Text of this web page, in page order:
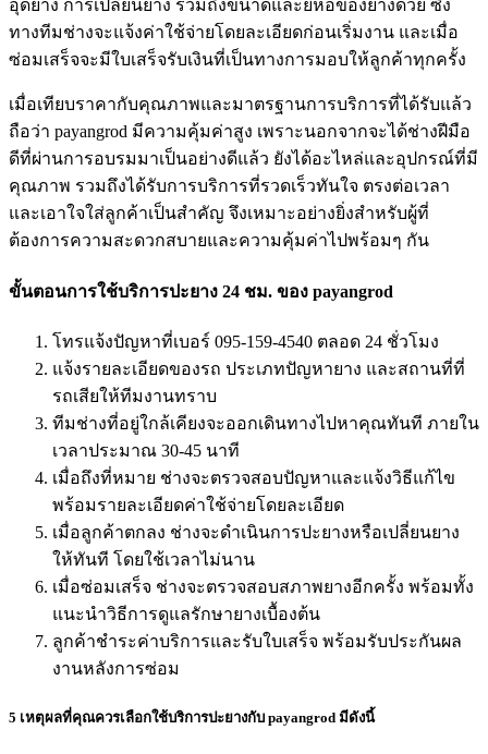
อุดยาง การเปลี่ยนยาง รวมถึงขนาดและยี่ห้อของยางด้วย ซึ่ง
ทางทีมช่างจะแจ้งค่าใช้จ่ายโดยละเอียดก่อนเริ่มงาน และเมื่อ
ซ่อมเสร็จจะมีใบเสร็จรับเงินที่เป็นทางการมอบให้ลูกค้าทุกครั้ง
เมื่อเทียบราคากับคุณภาพและมาตรฐานการบริการที่ได้รับแล้ว
ถือว่า payangrod มีความคุ้มค่าสูง เพราะนอกจากจะได้ช่างฝีมือ
ดีที่ผ่านการอบรมมาเป็นอย่างดีแล้ว ยังได้อะไหล่และอุปกรณ์ที่มี
คุณภาพ รวมถึงได้รับการบริการที่รวดเร็วทันใจ ตรงต่อเวลา
และเอาใจใส่ลูกค้าเป็นสําคัญ จึงเหมาะอย่างยิ่งสําหรับผู้ที่
ต้องการความสะดวกสบายและความคุ้มค่าไปพร้อมๆ กัน
ขั้นตอนการใช้บริการปะยาง 24 ชม. ของ payangrod
โทรแจ้งปัญหาที่เบอร์ 095-159-4540 ตลอด 24 ชั่วโมง
แจ้งรายละเอียดของรถ ประเภทปัญหายาง และสถานที่ที่
รถเสียให้ทีมงานทราบ
ทีมช่างที่อยู่ใกล้เคียงจะออกเดินทางไปหาคุณทันที ภายใน
เวลาประมาณ 30-45 นาที
เมื่อถึงที่หมาย ช่างจะตรวจสอบปัญหาและแจ้งวิธีแก้ไข
พร้อมรายละเอียดค่าใช้จ่ายโดยละเอียด
เมื่อลูกค้าตกลง ช่างจะดําเนินการปะยางหรือเปลี่ยนยาง
ให้ทันที โดยใช้เวลาไม่นาน
เมื่อซ่อมเสร็จ ช่างจะตรวจสอบสภาพยางอีกครั้ง พร้อมทั้ง
แนะนําวิธีการดูแลรักษายางเบื้องต้น
ลูกค้าชําระค่าบริการและรับใบเสร็จ พร้อมรับประกันผล
งานหลังการซ่อม
5 เหตุผลที่คุณควรเลือกใช้บริการปะยางกับ payangrod มีดังนี้